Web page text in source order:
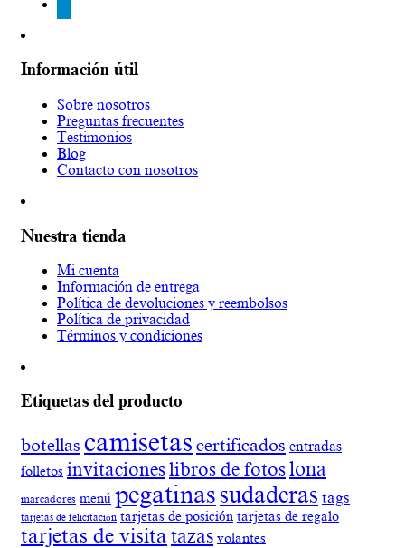
Información útil
Sobre nosotros
Preguntas frecuentes
Testimonios
Blog
Contacto con nosotros
Nuestra tienda
Mi cuenta
Información de entrega
Política de devoluciones y reembolsos
Política de privacidad
Términos y condiciones
Etiquetas del producto
botellas camisetas certificados entradas
folletos invitacioneslibros de fotoslona
marcadores menú pegatinas sudaderas tags
tarjetas de felicitación tarjetas de posición tarjetas de regalo
tarjetas de visita tazas volantes